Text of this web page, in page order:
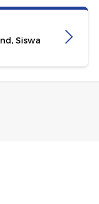
Siswa